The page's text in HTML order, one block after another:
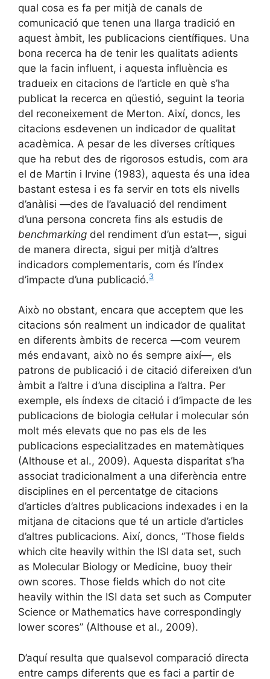
qual cosa es fa per mitjà de canals de
comunicació que tenen una llarga tradició en
aquest àmbit, les publicacions científiques. Una
bona recerca ha de tenir les qualitats adients
que la facin influent, i aquesta influència es
tradueix en citacions de l’article en què s’ha
publicat la recerca en qüestió, seguint la teoria
del reconeixement de Merton. Així, doncs, les
citacions esdevenen un indicador de qualitat
acadèmica. A pesar de les diverses crítiques
que ha rebut des de rigorosos estudis, com ara
el de Martin i Irvine (1983), aquesta és una idea
bastant estesa i es fa servir en tots els nivells
d’anàlisi —des de l’avaluació del rendiment
d’una persona concreta fins als estudis de
benchmarking del rendiment d’un estat—, sigui
de manera directa, sigui per mitjà d’altres
indicadors complementaris, com és l’índex
d’impacte d’una publicació.3
Això no obstant, encara que acceptem que les
citacions són realment un indicador de qualitat
en diferents àmbits de recerca —com veurem
més endavant, això no és sempre així—, els
patrons de publicació i de citació difereixen d’un
àmbit a l’altre i d’una disciplina a l’altra. Per
exemple, els índexs de citació i d’impacte de les
publicacions de biologia cel·lular i molecular són
molt més elevats que no pas els de les
publicacions especialitzades en matemàtiques
(Althouse et al., 2009). Aquesta disparitat s’ha
associat tradicionalment a una diferència entre
disciplines en el percentatge de citacions
d’articles d’altres publicacions indexades i en la
mitjana de citacions que té un article d’articles
d’altres publicacions. Així, doncs, “Those fields
which cite heavily within the ISI data set, such
as Molecular Biology or Medicine, buoy their
own scores. Those fields which do not cite
heavily within the ISI data set such as Computer
Science or Mathematics have correspondingly
lower scores” (Althouse et al., 2009).
D’aquí resulta que qualsevol comparació directa
entre camps diferents que es faci a partir de